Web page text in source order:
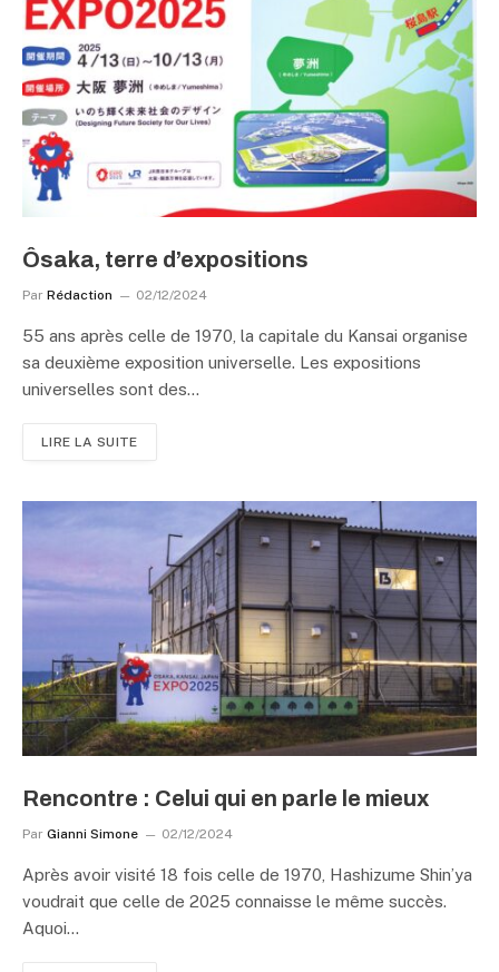
Ôsaka, terre d’expositions
Par Rédaction 02/12/2024
55 ans après celle de 1970, la capitale du Kansai organise
sa deuxième exposition universelle. Les expositions
universelles sont des…
LIRE LA SUITE
Rencontre : Celui qui en parle le mieux
Par Gianni Simone 02/12/2024
Après avoir visité 18 fois celle de 1970, Hashizume Shin’ya
voudrait que celle de 2025 connaisse le même succès.
Aquoi…